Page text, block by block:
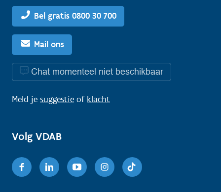
Bel gratis 0800 30 700
Mail ons
Chat momenteel niet beschikbaar
Meld je suggestie of klacht
Volg VDAB
FacebookLinkedinYoutubeInstagram